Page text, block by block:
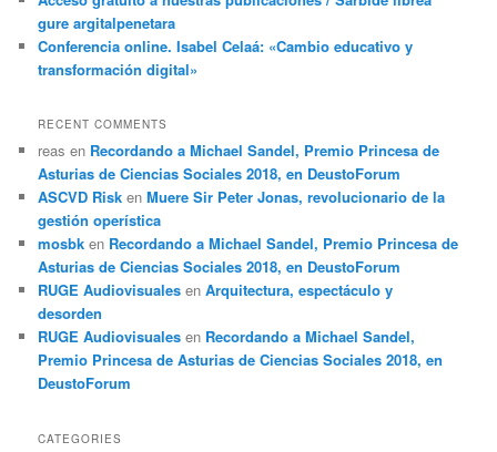
gure argitalpenetara
Conferencia online. Isabel Celaá: «Cambio educativo y
transformación digital»
RECENT COMMENTS
reas en Recordando a Michael Sandel, Premio Princesa de
Asturias de Ciencias Sociales 2018, en DeustoForum
ASCVD Risk enMuere Sir Peter Jonas, revolucionario de la
gestión operística
mosbk en Recordando a Michael Sandel, Premio Princesa de
Asturias de Ciencias Sociales 2018, en DeustoForum
RUGE Audiovisuales enArquitectura, espectáculo y
desorden
RUGE Audiovisuales en Recordando a Michael Sandel,
Premio Princesa de Asturias de Ciencias Sociales 2018, en
DeustoForum
CATEGORIES